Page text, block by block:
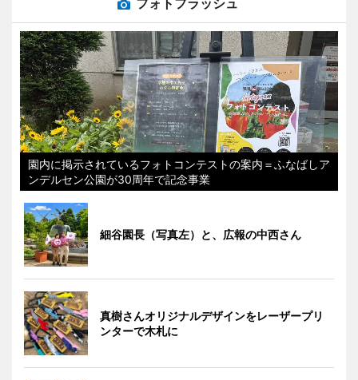
園内に掲示されているフォトコンテストの案内＝ふなばしア
ンデルセン公園が30周年で記念事業
細谷園長（写真左）と、広報の中西さん
真樹さんオリジナルデザインをレーザープリ
ンターで木札に